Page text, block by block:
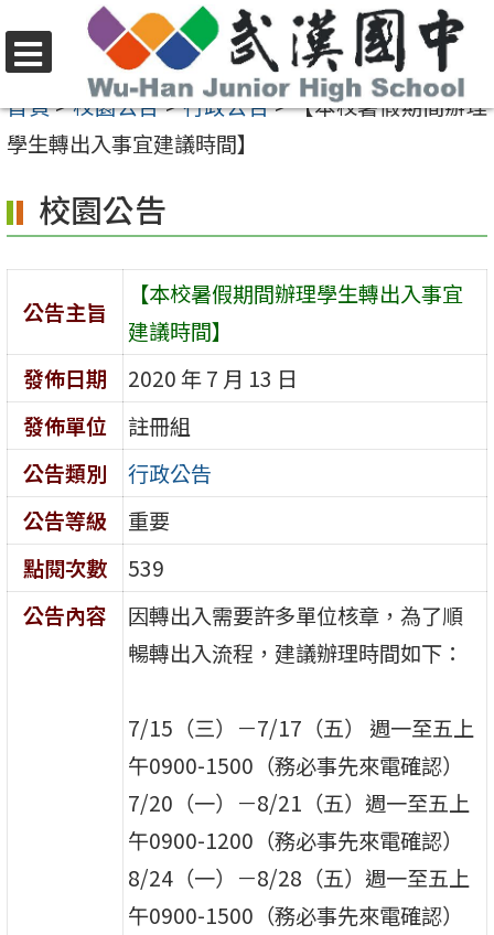
至
要
容
區
選
單
首頁>校園公告>行政公告>【本校暑假期間辦理
學生轉出入事宜建議時間】
校園公告
公告主旨
【本校暑假期間辦理學生轉出入事宜
建議時間】
發佈日期
2020 年 7 月 13 日
發佈單位
註冊組
公告類別
行政公告
公告等級
重要
點閱次數
539
公告內容
因轉出入需要許多單位核章，為了順
暢轉出入流程，建議辦理時間如下：
7/15（三）－7/17（五） 週一至五上
午0900-1500（務必事先來電確認）
7/20（一）－8/21（五）週一至五上
午0900-1200（務必事先來電確認）
8/24（一）－8/28（五）週一至五上
午0900-1500（務必事先來電確認）